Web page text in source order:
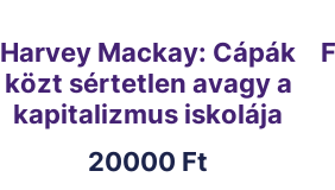
Harvey Mackay: Cápák
közt sértetlen avagy a
kapitalizmus iskolája
20000 Ft